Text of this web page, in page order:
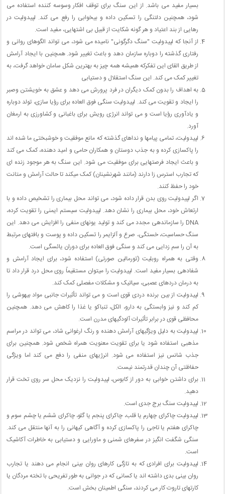
بسیار مفید می باشد. از این سنگ برای توقف افکار وسوسه کننده استفاده می
شود، همچنین دلتنگی را تسکین داده و بیخوابی را رفع می کند. لپیدولیت در
رهایی از بند اعتیاد و هر گونه شکایت از قبیل بی اشتهایی، مفید است.
از آنجا که لپیدولیت "سنگ دگرگونی" نامیده می شود، می تواند الگوهای روانی و
رفتاری گذشته را دوباره سازمان دهد و باعث تغییر شود. همچنین با ایجاد آرامش
از طریق القای این تفکرکه همیشه همه چیز به بهترین شکل سامان خواهد گرفت، به
تغییر کمک می کند. این سنگ استقلال و دستیابی
به اهداف را بدون کمک دیگران در فرد پرورش می دهد و عشق به خویشتن وصبر
را ایجاد و تقویت می کند. لپیدولیت سنگی فوق العاده برای رؤیا سازی، تولد دوباره
و یادآوری رؤیا است و می تواند انرژی رویش برای باغبانی و کشاورزی به ارمغان
آورد.
لپیدولیت، تمامی پیامها و نداهای گذشته که مانع موفقیت و خوشبختی ما شده اند
را پاکسازی کرده و به جذب دوستان و همکاران حامی و امید دهنده، کمک می کند
و باعث ایجاد فرصتهایی برای موفقیت می شود. این سنگ به هر موجود زنده ای
که تجارب استرس زا دارند (مانند شهرنشینان) کمک میکند تا حالت آرامش و متانت
خود را حفظ کنند.
اگر لپیدولیت روی بدن قرار داده شود، می تواند محل بیماری را تشخیص داده و با
ارتعاش خود، محل بیماری را نشان دهد. لپیدولیت سیستم ایمنی را تقویت کرده،
DNA را سازماندهی مجدد می کند و تولید یونهای منفی را افزایش می دهد. این
سنگ حساسیت، خستگی، صرع و آلزایمر را تسکین داده و پوست و بافتهای مرتبط
به آن را سم زدایی می کند و سنگی فوق العاده برای دوران یائسگی است.
وقتی به همراه روبلیت (تورمالین صورتی) استفاده شود، برای ایجاد آرامش و
شفادهی بسیار مفید است. لپیدولیت را میتوان مستقیماً روی محل درد قرار داد تا
به درمان دردهای عصبی، سیاتیک و مشکلات مفصلی کمک کند.
لپیدولیت از بین برنده دردی قوی است و می تواند تأثیرات جانبی مواد بیهوشی را
کم کند و نیز وابستگی به دارو، الکل، تنباکو یا غذا را کاهش می دهد. همچنین
محافظی قوی در برابر تأثیرات آلودگیهای مدرن است.
لپیدولیت به دلیل ویژگیهای آرامش دهنده و رنگ ارغوانی شاد، می تواند در مراسم
مذهبی استفاده شود یا برای تقویت معنویت همراه شخص شود. همچنین برای
جذب شانس نیز استفاده می شود. انرژیهای منفی را دفع می کند اما ویژگی
حفاظتی آن چندان قدرتمند نیست.
برای داشتن خوابی به دور از کابوس، لپیدولیت را نزدیک محل سر روی تخت قرار
دهید.
لپیدولیت سنگ برج جدی است.
لپیدولیت چاکرای چهارم یا قلب، چاکرای پنجم یا گلو، چاکرای ششم یا چشم سوم و
چاکرای هفتم یا تاجی را پاکسازی کرده و آگاهی کیهانی را به آنها منتقل می کند.
سنگی شگفت انگیز در سفرهای شمنی و ماورایی و دستیابی به خاطرات آکاشیک
است.
لپیدولیت برای افرادی که به تازگی کارهای روان بینی انجام می دهند یا تجارب
روان بینی بدی داشته اند یا کسانی که در جوانی به طور تفریحی با تخته مردگان یا
کارتهای تاروت کار می کردند، سنگی اطمینان بخش است.